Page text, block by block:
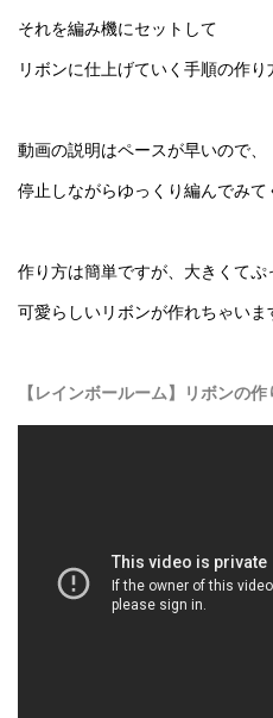
それを編み機にセットして
リボンに仕上げていく手順の作り
動画の説明はペースが早いので、
停止しながらゆっくり編んでみて
作り方は簡単ですが、大きくてぷ
可愛らしいリボンが作れちゃいま
【レインボールーム】リボンの